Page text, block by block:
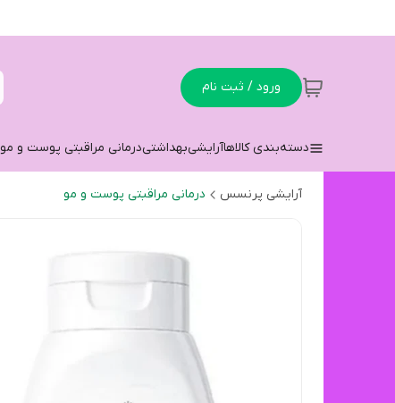
ورود / ثبت نام
دسته‌بندی کالاهاآرایشیبهداشتیدرمانی مراقبتی پوست و مو
آرایشی پرنسس درمانی مراقبتی پوست و مو